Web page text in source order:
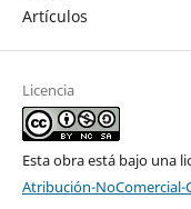
Artículos
Licencia
Esta obra está bajo una
Atribución-